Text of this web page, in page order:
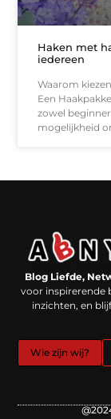
Haken met
iedereen
Waarom
Een
zowel
mogelijkheid
Blog Liefde,
voor inspirerende
inzichten, en
Wie zijn wij?